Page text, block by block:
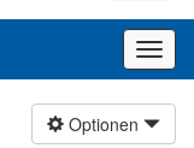
ein-/
Optionen